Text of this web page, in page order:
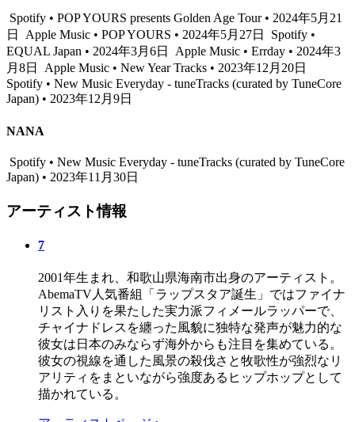
Spotify • POP YOURS presents Golden Age Tour • 2024年5月21
日
Apple Music • POP YOURS • 2024年5月27日
Spotify •
EQUAL Japan • 2024年3月6日
Apple Music • Errday • 2024年3
月8日
Apple Music • New Year Tracks • 2023年12月20日
Spotify • New Music Everyday - tuneTracks (curated by TuneCore
Japan) • 2023年12月9日
NANA
Spotify • New Music Everyday - tuneTracks (curated by TuneCore
Japan) • 2023年11月30日
アーティスト情報
7
2001年生まれ、和歌山県海南市出身のアーティスト。
AbemaTV人気番組「ラップスタア誕生」ではファイナ
リスト入りを果たした実力派フィメールラッパーで、
チャイナドレスを纏った風貌に独特な発声が魅力的な
彼女は日本のみならず海外からも注目を集めている。
彼女の視線を通した風景の殺伐さと牧歌性が強烈なリ
アリティをまといながら強度あるヒップホップとして
描かれている。